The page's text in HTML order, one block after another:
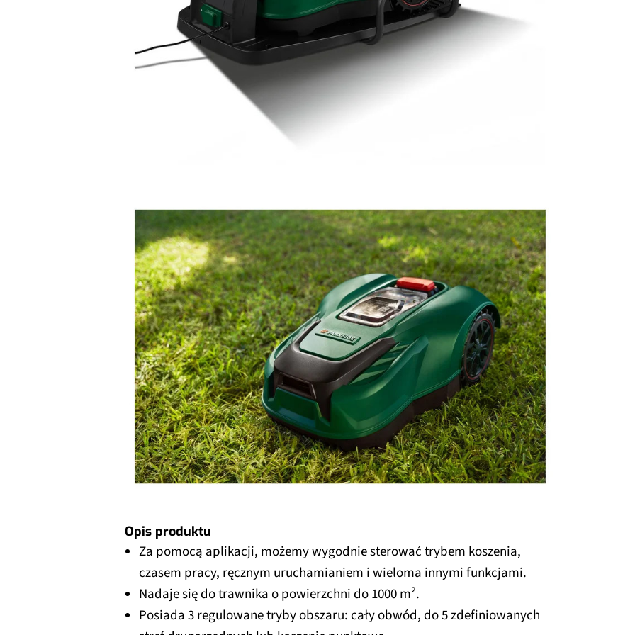
Opis produktu
Za pomocą aplikacji, możemy wygodnie sterować trybem koszenia,
czasem pracy, ręcznym uruchamianiem i wieloma innymi funkcjami.
Nadaje się do trawnika o powierzchni do 1000 m².
Posiada 3 regulowane tryby obszaru: cały obwód, do 5 zdefiniowanych